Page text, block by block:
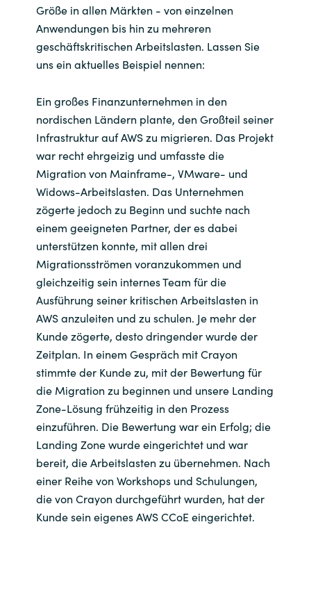
Größe in allen Märkten - von einzelnen
Anwendungen bis hin zu mehreren
geschäftskritischen Arbeitslasten. Lassen Sie
uns ein aktuelles Beispiel nennen:
Ein großes Finanzunternehmen in den
nordischen Ländern plante, den Großteil seiner
Infrastruktur auf AWS zu migrieren. Das Projekt
war recht ehrgeizig und umfasste die
Migration von Mainframe-, VMware- und
Widows-Arbeitslasten. Das Unternehmen
zögerte jedoch zu Beginn und suchte nach
einem geeigneten Partner, der es dabei
unterstützen konnte, mit allen drei
Migrationsströmen voranzukommen und
gleichzeitig sein internes Team für die
Ausführung seiner kritischen Arbeitslasten in
AWS anzuleiten und zu schulen. Je mehr der
Kunde zögerte, desto dringender wurde der
Zeitplan. In einem Gespräch mit Crayon
stimmte der Kunde zu, mit der Bewertung für
die Migration zu beginnen und unsere Landing
Zone-Lösung frühzeitig in den Prozess
einzuführen. Die Bewertung war ein Erfolg; die
Landing Zone wurde eingerichtet und war
bereit, die Arbeitslasten zu übernehmen. Nach
einer Reihe von Workshops und Schulungen,
die von Crayon durchgeführt wurden, hat der
Kunde sein eigenes AWS CCoE eingerichtet.